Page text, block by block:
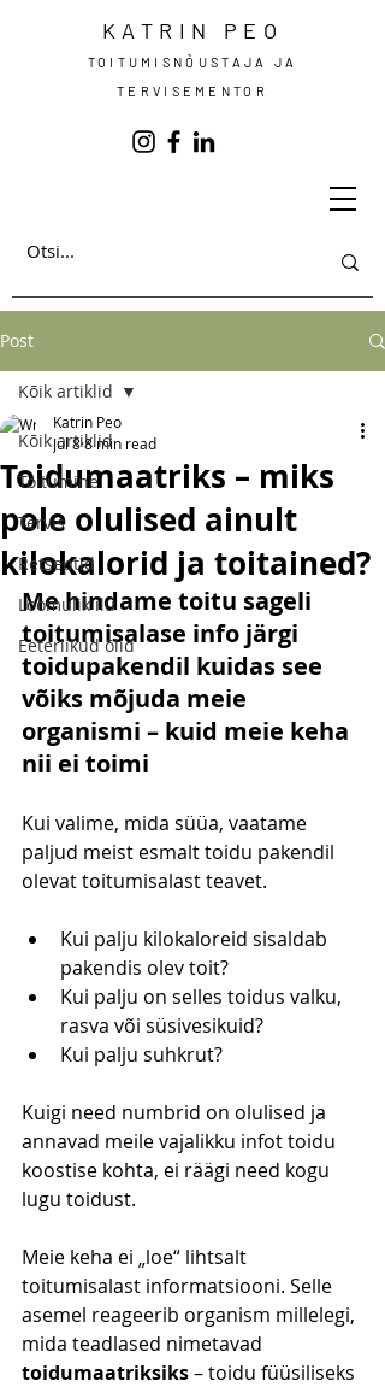
KATRIN PEO
TOITUMISNÕUSTAJA JA
TERVISEMENTOR
Post
Kõik artiklid
Toitumine
Tervis
Retseptid
Loomulik ilu
Eeterlikud õlid
Kõik artiklid
Toidumaatriks – miks
pole olulised ainult
kilokalorid ja toitained?
Katrin Peo
Jul 88 min read
Me hindame toitu sageli
toitumisalase info järgi
toidupakendil kuidas see
võiks mõjuda meie
organismi – kuid meie keha
nii ei toimi
Kui valime, mida süüa, vaatame
paljud meist esmalt toidu pakendil
olevat toitumisalast teavet.
Kui palju kilokaloreid sisaldab
pakendis olev toit?
Kui palju on selles toidus valku,
rasva või süsivesikuid?
Kui palju suhkrut?
Kuigi need numbrid on olulised ja
annavad meile vajalikku infot toidu
koostise kohta, ei räägi need kogu
lugu toidust.
Meie keha ei „loe“ lihtsalt
toitumisalast informatsiooni. Selle
asemel reageerib organism millelegi,
mida teadlased nimetavad
toidumaatriksiks – toidu füüsiliseks